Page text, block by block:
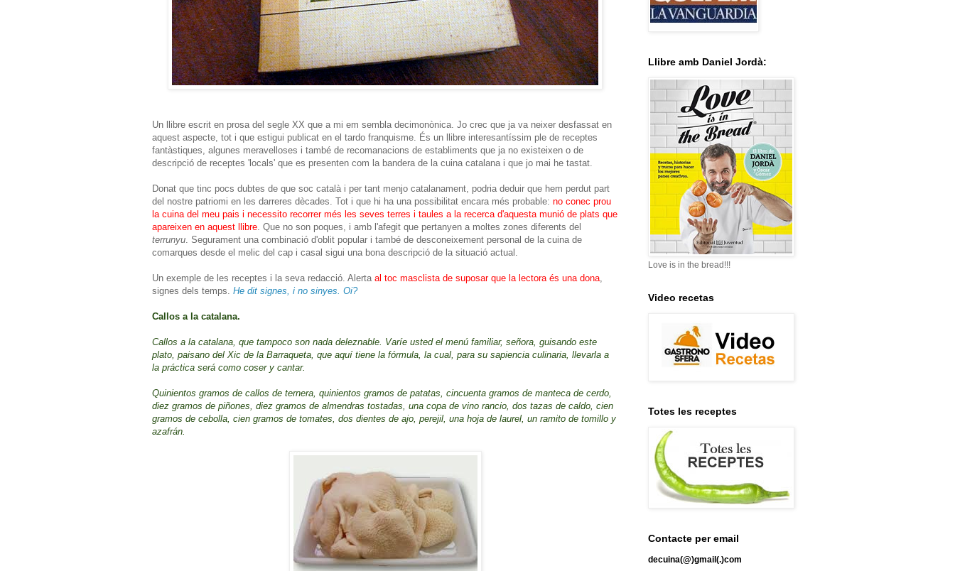
Un llibre escrit en prosa del segle XX que a mi em sembla decimonònica. Jo crec que ja va neixer desfassat en
aquest aspecte, tot i que estigui publicat en el tardo franquisme. És un llibre interesantíssim ple de receptes
fantàstiques, algunes meravelloses i també de recomanacions de establiments que ja no existeixen o de
descripció de receptes 'locals' que es presenten com la bandera de la cuina catalana i que jo mai he tastat.
Donat que tinc pocs dubtes de que soc català i per tant menjo catalanament, podria deduir que hem perdut part
del nostre patriomi en les darreres dècades. Tot i que hi ha una possibilitat encara més probable: no conec prou
la cuina del meu pais i necessito recorrer més les seves terres i taules a la recerca d'aquesta munió de plats que
apareixen en aquest llibre . Que no son poques, i amb l'afegit que pertanyen a moltes zones diferents del
terrunyu . Segurament una combinació d'oblit popular i també de desconeixement personal de la cuina de
comarques desde el melic del cap i casal sigui una bona descripció de la situació actual.
Un exemple de les receptes i la seva redacció. Alerta al toc masclista de suposar que la lectora és una dona
signes dels temps. He dit signes, i no sinyes. Oi?
Callos a la catalana.
Callos a la catalana, que tampoco son nada deleznable. Varíe usted el menú familiar, señora, guisando este
plato, paisano del Xic de la Barraqueta, que aquí tiene la fórmula, la cual, para su sapiencia culinaria, llevarla a
la práctica será como coser y cantar.
Quinientos gramos de callos de ternera, quinientos gramos de patatas, cincuenta gramos de manteca de cerdo,
diez gramos de piñones, diez gramos de almendras tostadas, una copa de vino rancio, dos tazas de caldo, cien
gramos de cebolla, cien gramos de tomates, dos dientes de ajo, perejil, una hoja de laurel, un ramito de tomillo y
azafrán.
Llibre amb Daniel Jordà:
Love is in the bread!!!
Video recetas
Totes les receptes
Contacte per email
decuina(@)gmail(.)com